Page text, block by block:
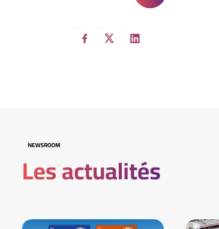
NEWSROOM
Les actualités